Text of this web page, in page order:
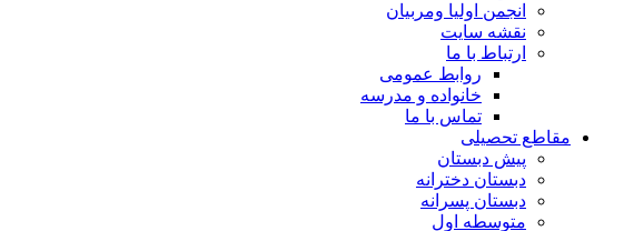
انجمن اولیا ومربیان
نقشه سایت
ارتباط با ما
روابط عمومی
خانواده و مدرسه
تماس با ما
مقاطع تحصیلی
پیش دبستان
دبستان دخترانه
دبستان پسرانه
متوسطه اول